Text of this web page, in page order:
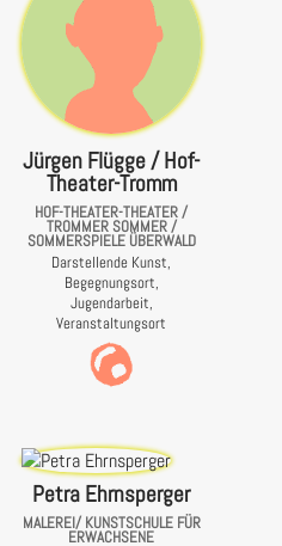
Jürgen Flügge / Hof-
Theater-Tromm
HOF-THEATER-THEATER /
TROMMER SOMMER /
SOMMERSPIELE ÜBERWALD
Darstellende Kunst,
Begegnungsort,
Jugendarbeit,
Veranstaltungsort
Petra Ehrnsperger
MALEREI/ KUNSTSCHULE FÜR
ERWACHSENE